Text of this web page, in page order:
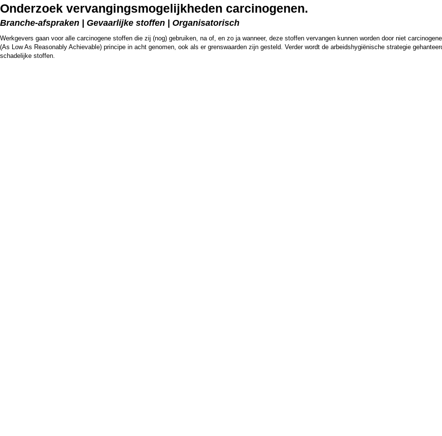
Onderzoek vervangingsmogelijkheden carcinogenen.
Branche-afspraken | Gevaarlijke stoffen | Organisatorisch
Werkgevers gaan voor alle carcinogene stoffen die zij (nog) gebruiken, na of, en zo ja wanneer, deze stoffen vervangen kunnen worden door niet
(As Low As Reasonably Achievable) principe in acht genomen, ook als er grenswaarden zijn gesteld. Verder wordt de arbeidshygiënische strategie
schadelijke stoffen.